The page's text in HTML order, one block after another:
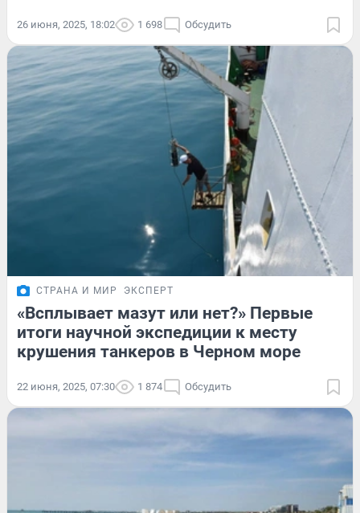
26 июня, 2025, 18:02 1 698 Обсудить
СТРАНА И МИР ЭКСПЕРТ
«Всплывает мазут или нет?» Первые
итоги научной экспедиции к месту
крушения танкеров в Черном море
22 июня, 2025, 07:30 1 874 Обсудить